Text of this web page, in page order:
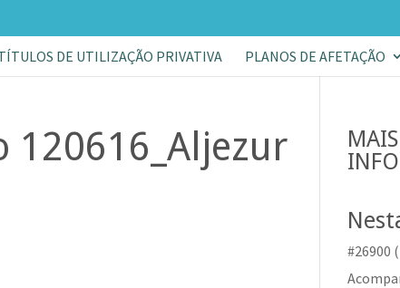
DE UTILIZAÇÃO PRIVATIVA PLANOS DE AFETAÇÃO
120616_Aljezur
MAIS
#26900